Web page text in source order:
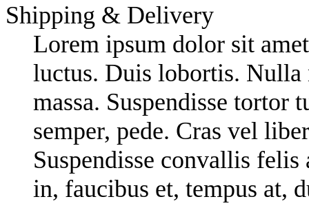
Shipping & Delivery
Lorem ipsum dolor sit
luctus. Duis lobortis.
massa. Suspendisse tortor
semper, pede. Cras vel
Suspendisse convallis
in, faucibus et, tempus at,